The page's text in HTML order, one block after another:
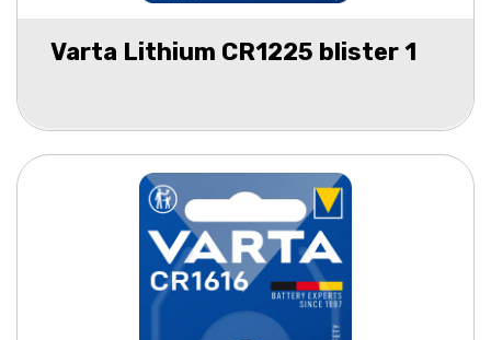
Varta Lithium CR1225 blister 1